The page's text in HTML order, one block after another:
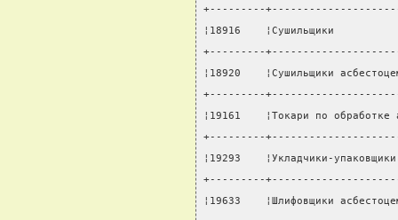
+---------
¦18916    ¦Сушильщики
+---------
¦18920    ¦Сушильщики
+---------
¦19161    ¦Токари по
+---------
¦19293    ¦Укладчики-
+---------
¦19633    ¦Шлифовщики